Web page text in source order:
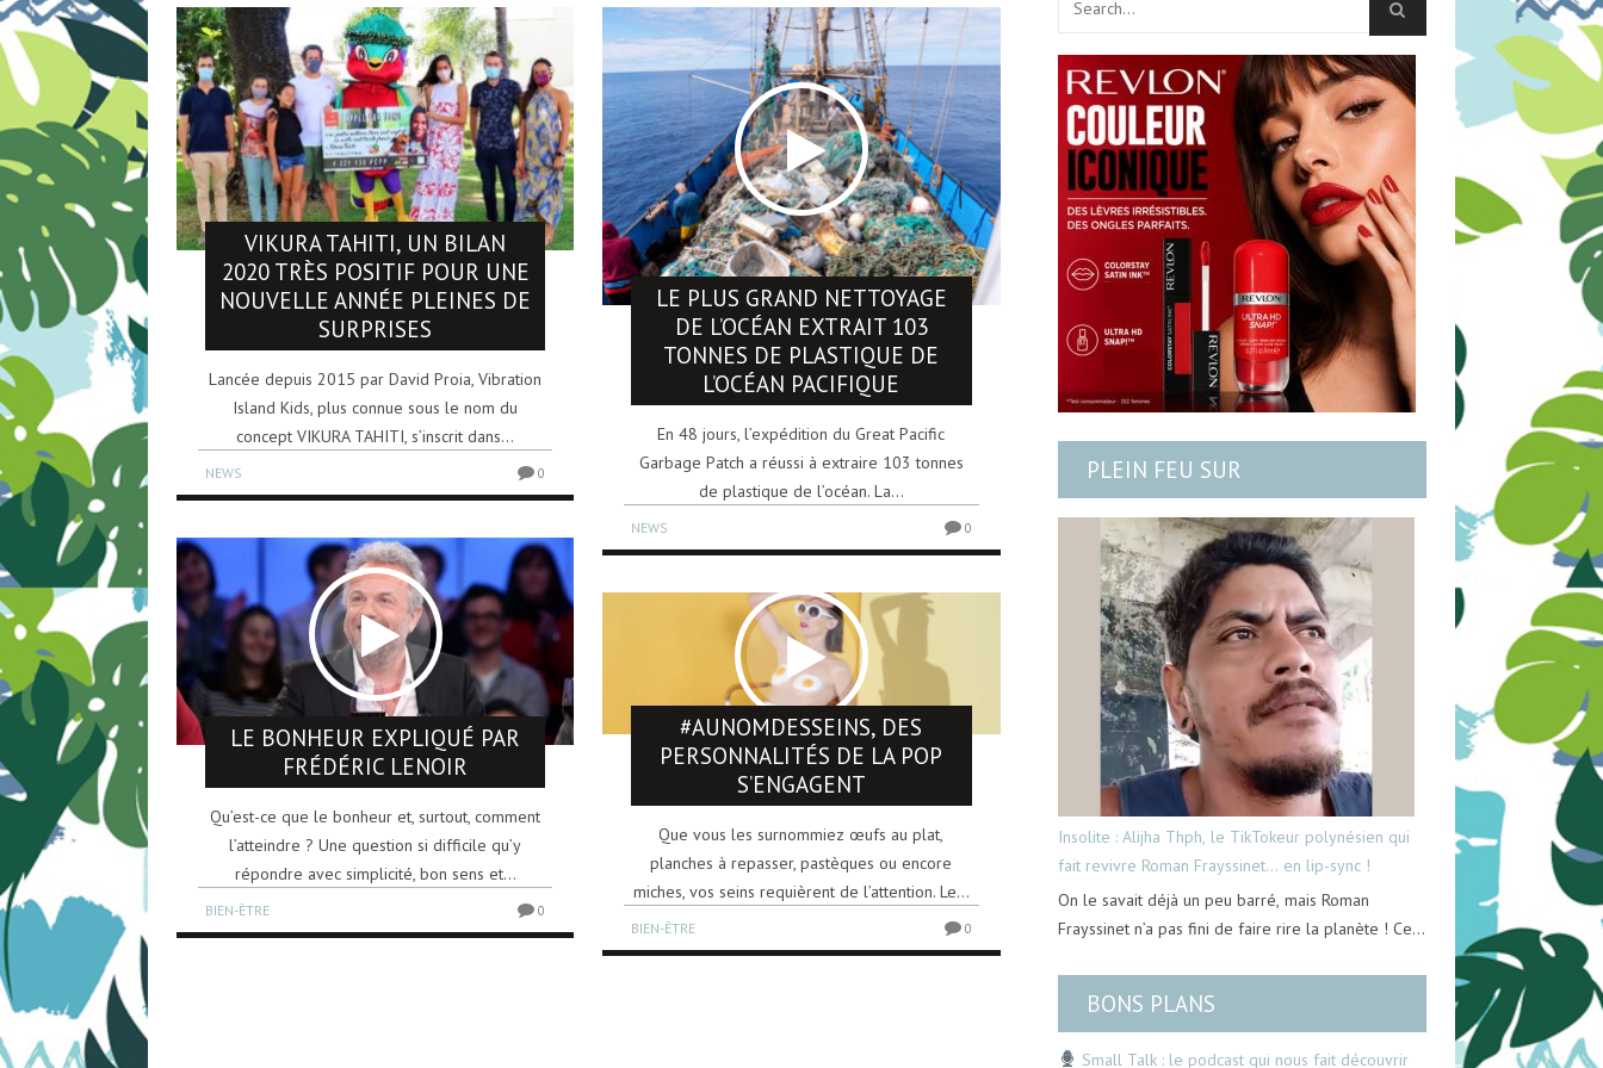
VIKURA TAHITI, UN BILAN
2020 TRÈS POSITIF POUR UNE
NOUVELLE ANNÉE PLEINES DE
SURPRISES
Lancée depuis 2015 par David Proia, Vibration
Island Kids, plus connue sous le nom du
concept VIKURA TAHITI, s’inscrit dans...
NEWS 0
LE BONHEUR EXPLIQUÉ PAR
FRÉDÉRIC LENOIR
Qu’est-ce que le bonheur et, surtout, comment
l’atteindre ? Une question si difficile qu’y
répondre avec simplicité, bon sens et...
BIEN-ÊTRE 0
LE PLUS GRAND NETTOYAGE
DE L’OCÉAN EXTRAIT 103
TONNES DE PLASTIQUE DE
L’OCÉAN PACIFIQUE
En 48 jours, l’expédition du Great Pacific
Garbage Patch a réussi à extraire 103 tonnes
de plastique de l’océan. La...
NEWS 0
#AUNOMDESSEINS, DES
PERSONNALITÉS DE LA POP
S’ENGAGENT
Que vous les surnommiez œufs au plat,
planches à repasser, pastèques ou encore
miches, vos seins requièrent de l’attention. Le...
BIEN-ÊTRE 0
PLEIN FEU SUR
Insolite : Alijha Thph, le TikTokeur polynésien qui
fait revivre Roman Frayssinet… en lip-sync !
On le savait déjà un peu barré, mais Roman
Frayssinet n’a pas fini de faire rire la planète ! Ce…
BONS PLANS
Small Talk : le podcast qui nous fait découvrir